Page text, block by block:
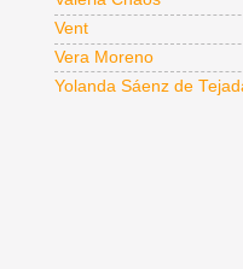
Vent
Vera Moreno
Yolanda Sáenz de